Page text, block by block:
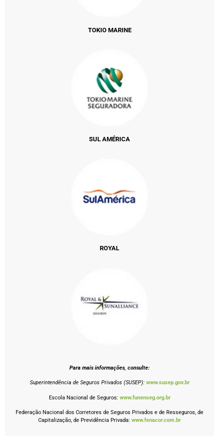
TOKIO MARINE
SUL AMÉRICA
ROYAL
Para mais informações, consulte:
Superintendência de Seguros Privados (SUSEP): www.susep.gov.br
Escola Nacional de Seguros: www.funenseg.org.br
Federação Nacional dos Corretores de Seguros Privados e de Resseguros, de
Capitalização, de Previdência Privada: www.fenacor.com.br